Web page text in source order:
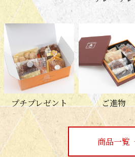
プチプレゼント ご進物
商品一覧